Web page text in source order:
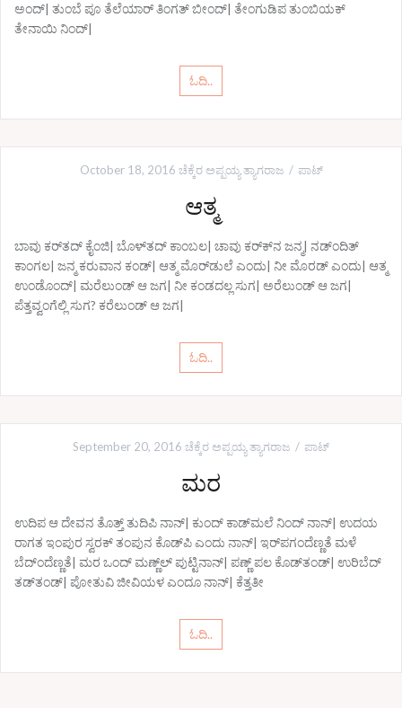
ಅಂದ್| ತುಂಬೆ ಪೂ ತೆಲೆಯಾರ್‍ ತಿಂಗತ್ ಬೀಂದ್| ತೇಂಗುಡಿಪ ತುಂಬಿಯಕ್
ತೇನಾಯಿ ನಿಂದ್|
ಓದಿ..
October 18, 2016 ಚೆಕ್ಕೆರ ಅಪ್ಪಯ್ಯ ತ್ಯಾಗರಾಜ ಪಾಟ್
ಆತ್ಮ
ಬಾವು ಕರ್‌ತದ್ ಕೈಂಜಿ| ಬೊಳ್‌ತದ್ ಕಾಂಬಲ| ಚಾವು ಕರ್‌ಕ್‌ನ ಜನ್ಮ| ನಡ್‌ಂದಿತ್
ಕಾಂಗಲ| ಜನ್ಮ ಕರುವಾನ ಕಂಡ್| ಆತ್ಮ ಮೊರ್‌ಡುಲೆ ಎಂದು| ನೀ ಮೊರಡ್ ಎಂದು| ಆತ್ಮ
ಉಂಡೊಂದ್| ಮರೆಲುಂಡ್ ಆ ಜಗ| ನೀ ಕಂಡದಲ್ಲ ಸುಗ| ಅರೆಲುಂಡ್ ಆ ಜಗ|
ಪೆತ್ತವ್ವಂಗೆಲ್ಲಿ ಸುಗ? ಕರೆಲುಂಡ್ ಆ ಜಗ|
ಓದಿ..
September 20, 2016 ಚೆಕ್ಕೆರ ಅಪ್ಪಯ್ಯ ತ್ಯಾಗರಾಜ ಪಾಟ್
ಮರ
ಉದಿಪ ಆ ದೇವನ ತೊತ್ತ್ ತುದಿಪಿ ನಾನ್| ಕುಂದ್ ಕಾಡ್‌ಮಲೆ ನಿಂದ್ ನಾನ್| ಉದಯ
ರಾಗತ ಇಂಪುರ ಸ್ವರಕ್ ತಂಪುನ ಕೊಡ್‌ಪಿ ಎಂದು ನಾನ್| ಇರ್‌ಪಗಂದೆಣ್ಣತೆ ಮಳೆ
ಬೆದ್‌ಂದೆಣ್ಣತೆ| ಮರ ಒಂದ್ ಮಣ್ಣ್‌ಲ್ ಪುಟ್ಟಿನಾನ್| ಪಣ್ಣ್‌ ಪಲ ಕೊಡ್‌ತಂಡ್| ಉರಿಬೆದ್
ತಡ್‌ತಂಡ್| ಪೋತುವಿ ಜೀವಿಯಳ ಎಂದೂ ನಾನ್| ಕೆತ್ತತೀ
ಓದಿ..